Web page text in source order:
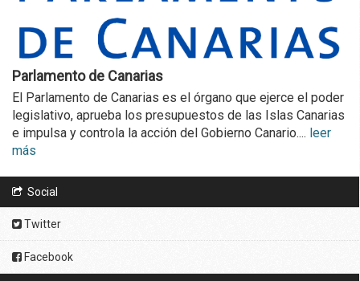
Parlamento de Canarias
El Parlamento de Canarias es el órgano que ejerce el poder
legislativo, aprueba los presupuestos de las Islas Canarias
e impulsa y controla la acción del Gobierno Canario.... leer
más
Social
Twitter
Facebook